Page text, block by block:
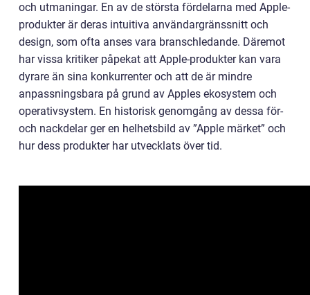
och utmaningar. En av de största fördelarna med Apple-
produkter är deras intuitiva användargränssnitt och
design, som ofta anses vara branschledande. Däremot
har vissa kritiker påpekat att Apple-produkter kan vara
dyrare än sina konkurrenter och att de är mindre
anpassningsbara på grund av Apples ekosystem och
operativsystem. En historisk genomgång av dessa för-
och nackdelar ger en helhetsbild av ”Apple märket” och
hur dess produkter har utvecklats över tid.